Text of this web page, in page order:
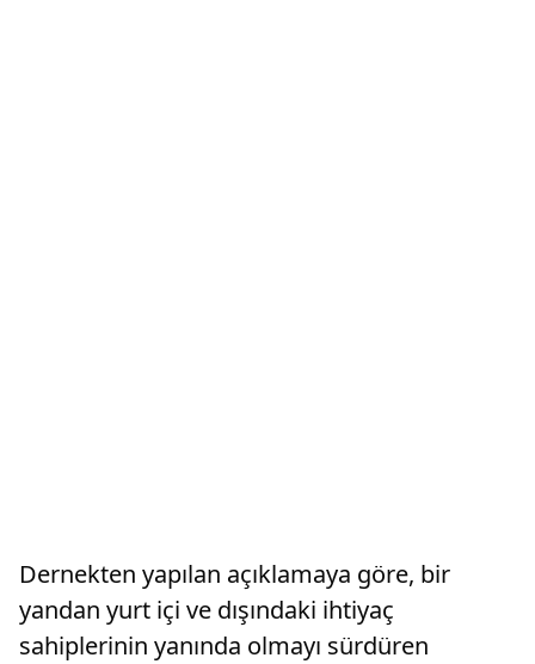
Dernekten yapılan açıklamaya göre, bir
yandan yurt içi ve dışındaki ihtiyaç
sahiplerinin yanında olmayı sürdüren